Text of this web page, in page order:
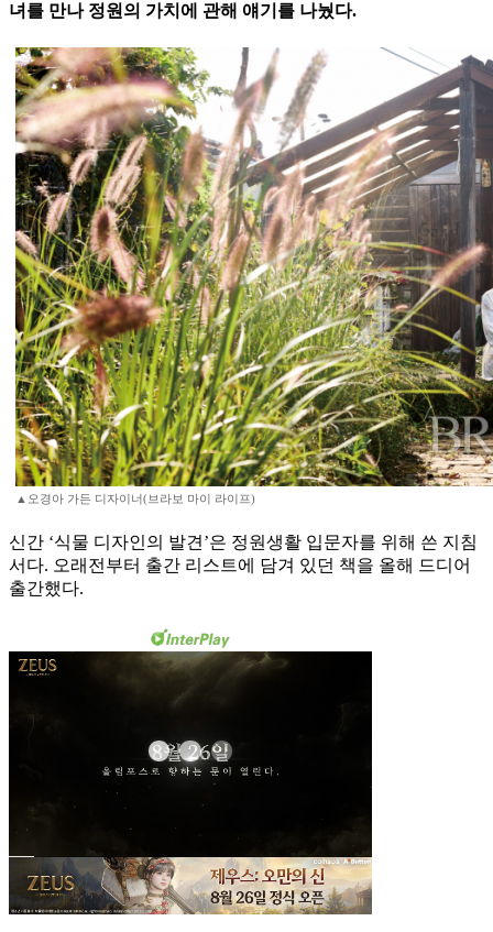
녀를 만나 정원의 가치에 관해 얘기를 나눴다.
▲오경아 가든 디자이너(브라보 마이 라이프)
신간 ‘식물 디자인의 발견’은 정원생활 입문자를 위해 쓴 지침
서다. 오래전부터 출간 리스트에 담겨 있던 책을 올해 드디어
출간했다.